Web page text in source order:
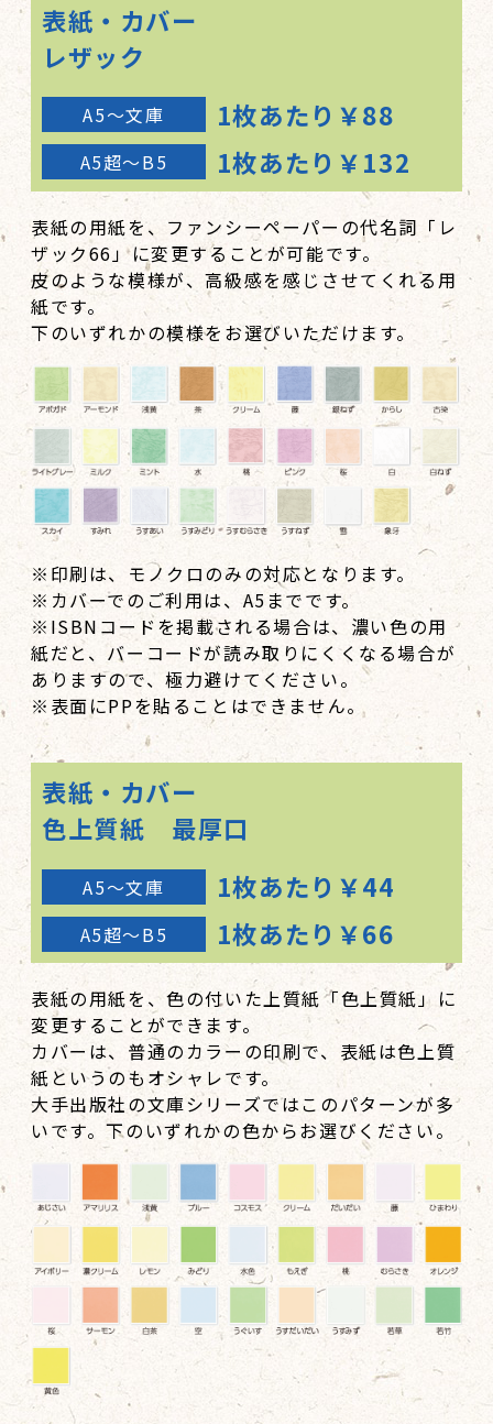
表紙・カバー
レザック
A5～文庫 1枚あたり￥88
A5超～B5 1枚あたり￥132
表紙の用紙を、ファンシーペーパーの代名詞「レ
ザック66」に変更することが可能です。
皮のような模様が、高級感を感じさせてくれる用
紙です。
下のいずれかの模様をお選びいただけます。
※印刷は、モノクロのみの対応となります。
※カバーでのご利用は、A5までです。
※ISBNコードを掲載される場合は、濃い色の用
紙だと、バーコードが読み取りにくくなる場合が
ありますので、極力避けてください。
※表面にPPを貼ることはできません。
表紙・カバー
色上質紙 最厚口
A5～文庫 1枚あたり￥44
A5超～B5 1枚あたり￥66
表紙の用紙を、色の付いた上質紙「色上質紙」に
変更することができます。
カバーは、普通のカラーの印刷で、表紙は色上質
紙というのもオシャレです。
大手出版社の文庫シリーズではこのパターンが多
いです。下のいずれかの色からお選びください。